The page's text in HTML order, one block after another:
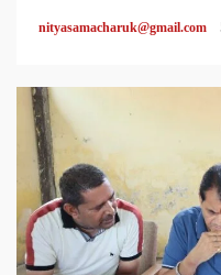
nityasamacharuk@gmail.com